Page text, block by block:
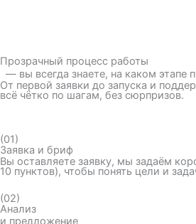
Прозрачный процесс работы
— вы всегда знаете, на каком этапе
От первой заявки до запуска и
всё чётко по шагам, без сюрпризов.
(01)
Заявка и бриф
Вы оставляете заявку, мы задаём
10 пунктов), чтобы понять цели и
(02)
Анализ
и предложение